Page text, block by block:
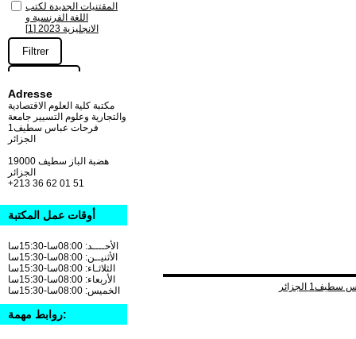
المقتنيات الجديدة لكتب
اللغة الفرنسية و
الانجليزية 2023
[1]
Adresse
مكتبة كلية العلوم الاقتصادية
والتجارية وعلوم التسيير جامعة
فرحات عباس سطيف1
الجزائر
19000 هضبة الباز سطيف
+213 36 62 01 51
أوقات عمل المكتبة
الأحــــد: 08:00سا-15:30سا
الأثنيــن: 08:00سا-15:30سا
الثلاثـاء: 08:00سا-15:30سا
الأربعاء: 08:00سا-15:30سا
الخميس: 08:00سا-15:30سا
روابط مهمة: